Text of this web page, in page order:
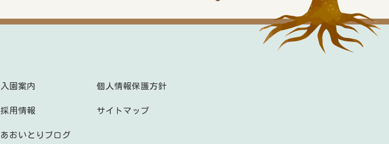
入園案内
採用情報
あおいとりブログ
個人情報保護方針
サイトマップ